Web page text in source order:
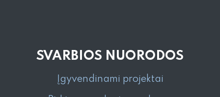
SVARBIOS NUORODOS
Įgyvendinami projektai